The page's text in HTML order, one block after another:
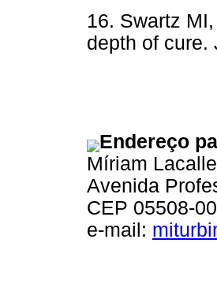
16. Swartz
depth of
Endereço
Míriam
Avenida
CEP 05508-
e-mail: